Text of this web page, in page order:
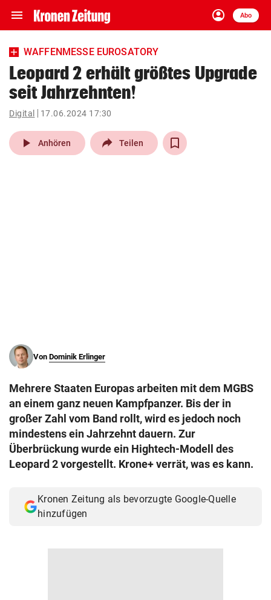
menu Navigation
ein-/ausklappen
account_circle
Anmelden
Abo
close Schließen
account_circle Anmelden
pin_drop
Wien arrow_right
WAFFENMESSE EUROSATORY
Leopard 2 erhält größtes Upgrade
seit Jahrzehnten!
Digital 17.06.2024 17:30
play_arrow Anhören Teilen
Von Dominik Erlinger
Mehrere Staaten Europas arbeiten mit dem MGBS
an einem ganz neuen Kampfpanzer. Bis der in
großer Zahl vom Band rollt, wird es jedoch noch
mindestens ein Jahrzehnt dauern. Zur
Überbrückung wurde ein Hightech-Modell des
Leopard 2 vorgestellt. Krone+ verrät, was es kann.
Kronen Zeitung als bevorzugte Google-Quelle
hinzufügen